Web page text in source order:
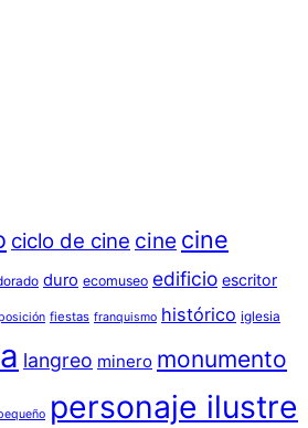
ciclo de cine cine cine
duro ecomuseo edificio escritor
fiestas franquismo histórico iglesia
langreo minero monumento
personaje ilustre